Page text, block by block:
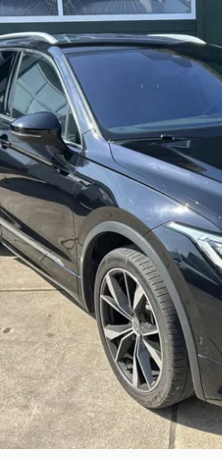
Allspace 1.5 TSI R-Line Business+ 7p.
€ 42.950
v.a. € 910/mnd
Boven markt
2022 · 36.606 km · Benzine ·
Automaat
Garage Kramer· ZIJDEWIND
Bekijk aanbieding →
Vergelijk